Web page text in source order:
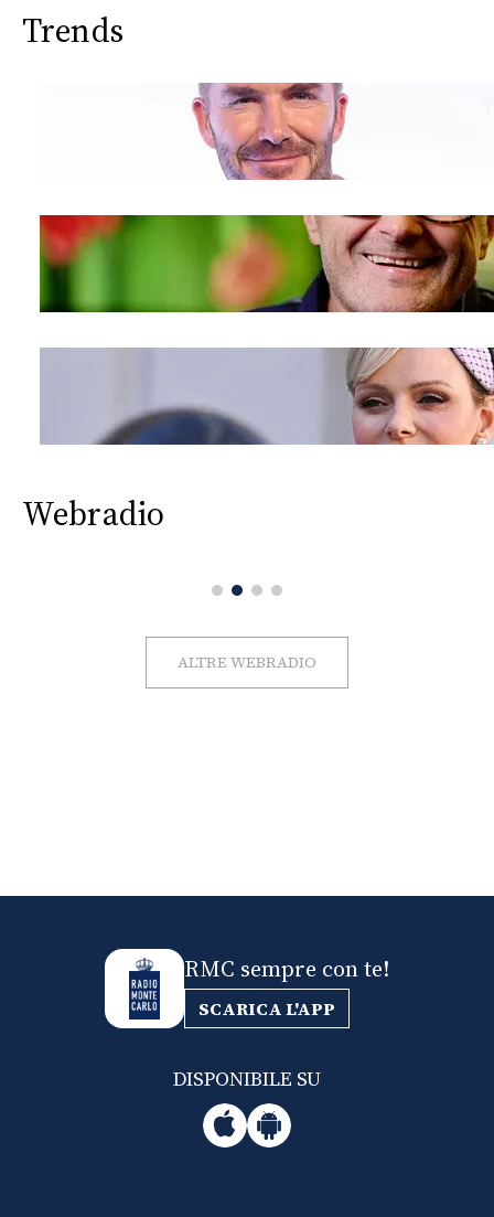
Trends
Webradio
ALTRE WEBRADIO
RMC sempre con te!
SCARICA L'APP
DISPONIBILE SU